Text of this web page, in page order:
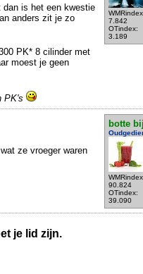
7.842
OTindex:
3.189
dan is het een kwestie
anders zit je zo
PK* 8 cilinder met
moest je geen
PK's
botte
90.824
OTindex:
39.090
ze vroeger waren
je lid zijn.